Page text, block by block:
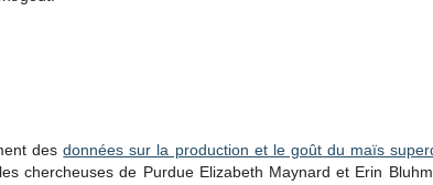
desdonnées sur la production et le goût du maïs
chercheuses de Purdue Elizabeth Maynard et Erin